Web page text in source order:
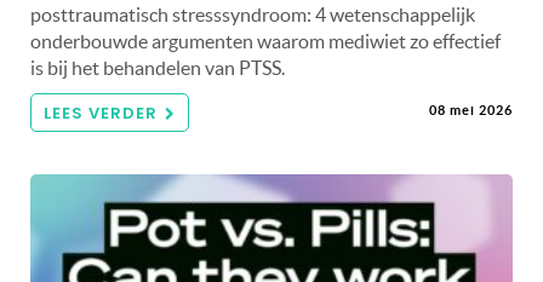
posttraumatisch stresssyndroom: 4 wetenschappelijk
onderbouwde argumenten waarom mediwiet zo effectief
is bij het behandelen van PTSS.
LEES VERDER 08 mei 2026